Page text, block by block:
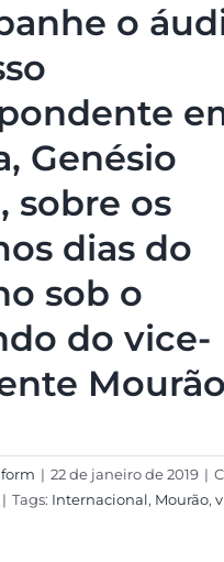
o
Genésio
sobre os
dias do
sob o
do vice-
Mourão
| 22 de janeiro de 2019 |
| Tags: Internacional, Mourão,